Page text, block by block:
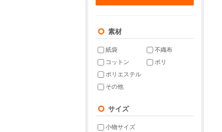
素材
紙袋
不織布
コットン
ポリ
ポリエステル
その他
サイズ
小物サイズ